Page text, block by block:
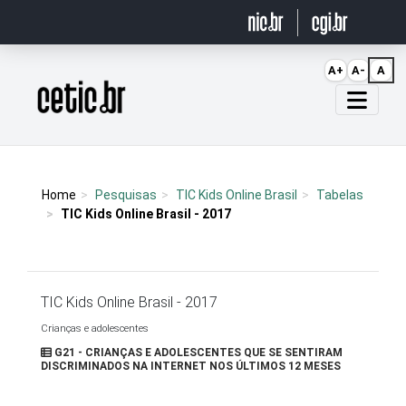
Página inicial
Home Pesquisas TIC Kids Online Brasil
Tabelas
TIC Kids Online Brasil - 2017
TIC Kids Online Brasil - 2017
Crianças e adolescentes
G21 - CRIANÇAS E ADOLESCENTES QUE SE SENTIRAM
DISCRIMINADOS NA INTERNET NOS ÚLTIMOS 12 MESES
A+ A- A